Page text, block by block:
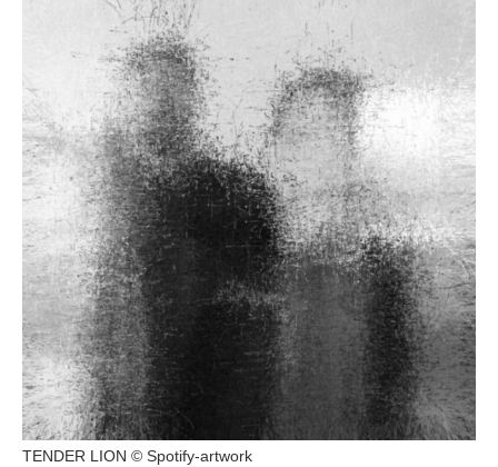
TENDER LION © Spotify-artwork